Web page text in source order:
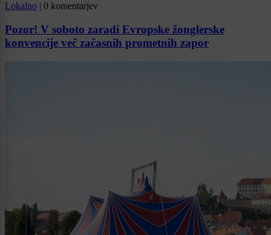
Lokalno | 0 komentarjev
Pozor! V soboto zaradi Evropske žonglerske
konvencije več začasnih prometnih zapor